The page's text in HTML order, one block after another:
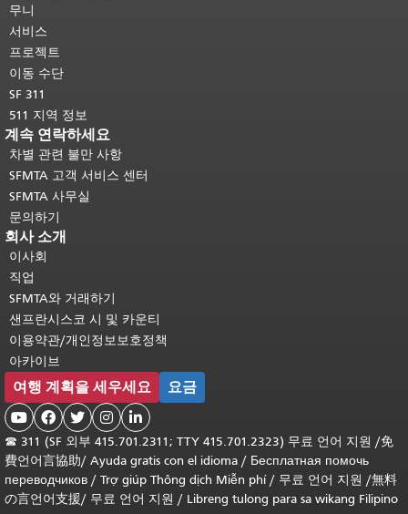
머지 내용은 모든 페이지에 반복됩니
다.메인 콘텐츠 상단으로 돌아가려면
여기를 클릭하십시오
무니
서비스
프로젝트
이동 수단
SF 311
511 지역 정보
계속 연락하세요
차별 관련 불만 사항
SFMTA 고객 서비스 센터
SFMTA 사무실
문의하기
회사 소개
이사회
직업
SFMTA와 거래하기
샌프란시스코 시 및 카운티
이용약관/개인정보보호정책
아카이브
여행 계획을 세우세요 요금
    
☎ 311 (SF 외부 415.701.2311; TTY 415.701.2323) 무료 언어 지원 /免
費언어言協助/ Ayuda gratis con el idioma / Бесплатная помочь
переводчиков / Trợ giúp Thông dịch Miễn phí/ 무료 언어 지원 /無料
の言언어支援/ 무료 언어 지원 / Libreng tulong para sa wikang Filipino